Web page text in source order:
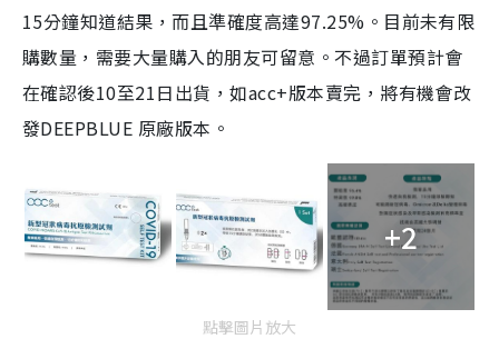
15分鐘知道結果，而且準確度高達97.25%。目前未有限
購數量，需要大量購入的朋友可留意。不過訂單預計會
在確認後10至21日出貨，如acc+版本賣完，將有機會改
發DEEPBLUE 原廠版本。
+2
點擊圖片放大